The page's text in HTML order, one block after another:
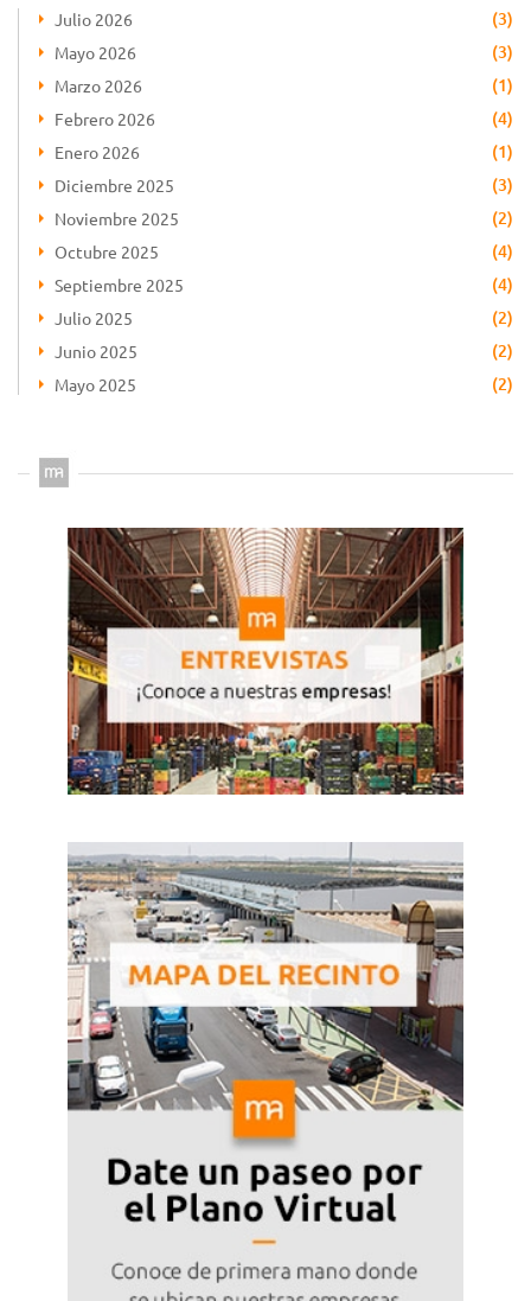
Julio 2026 (3)
Mayo 2026 (3)
Marzo 2026 (1)
Febrero 2026 (4)
Enero 2026 (1)
Diciembre 2025 (3)
Noviembre 2025 (2)
Octubre 2025 (4)
Septiembre 2025 (4)
Julio 2025 (2)
Junio 2025 (2)
Mayo 2025 (2)